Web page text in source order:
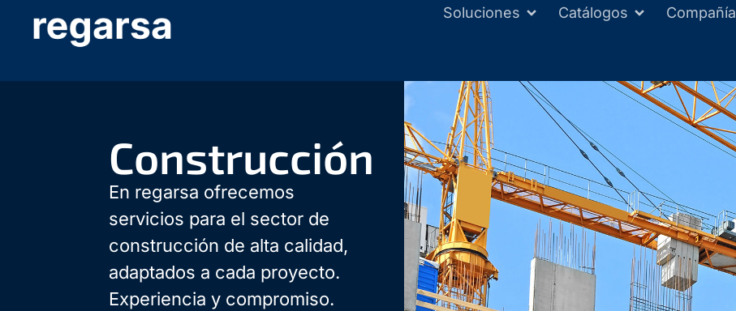
Soluciones Catálogos Compañía
Construcción
En regarsa ofrecemos
servicios para el sector de
construcción de alta calidad,
adaptados a cada proyecto.
Experiencia y compromiso.